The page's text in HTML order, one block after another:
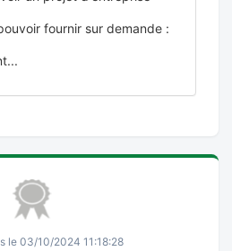
fournir sur demande :
le 03/10/2024 11:18:28